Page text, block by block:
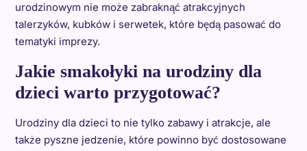
urodzinowym nie może zabraknąć atrakcyjnych
talerzyków, kubków i serwetek, które będą pasować do
tematyki imprezy.
Jakie smakołyki na urodziny dla
dzieci warto przygotować?
Urodziny dla dzieci to nie tylko zabawy i atrakcje, ale
także pyszne jedzenie, które powinno być dostosowane